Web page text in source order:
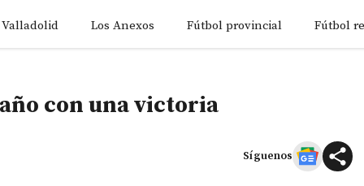
Valladolid Los Anexos Fútbol provincial Fútbol
con una victoria
Síguenos